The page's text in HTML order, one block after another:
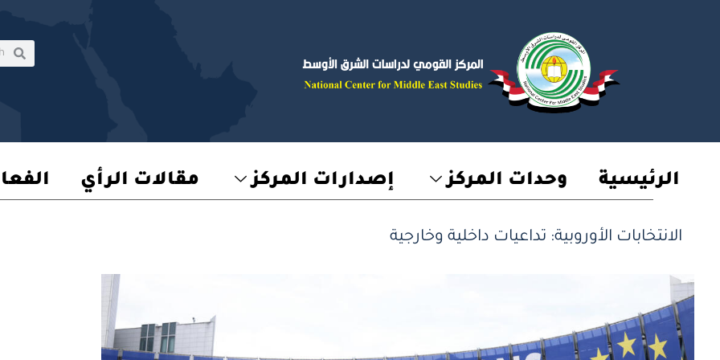
الرئيسية وحدات المركز إصدارات المركز مقالات الرأي
الانتخابات الأوروبية: تداعيات داخلية وخارجية